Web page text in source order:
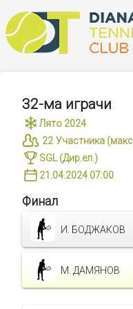
32-ма играчи
Лято 2024
22 Участника
SGL(Дир.ел.)
21.04.2024 07:00
Финал
И. БОДЖАКОВ
М. ДАМЯНОВ